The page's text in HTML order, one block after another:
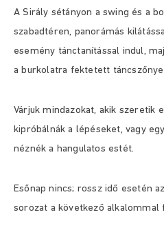
A Sirály sétányon a swing és a
szabadtéren, panorámás
esemény tánctanítással indul,
a burkolatra fektetett
Várjuk mindazokat, akik szeretik
kipróbálnák a lépéseket, vagy
néznék a hangulatos estét.
Esőnap nincs; rossz idő esetén
sorozat a következő alkalommal